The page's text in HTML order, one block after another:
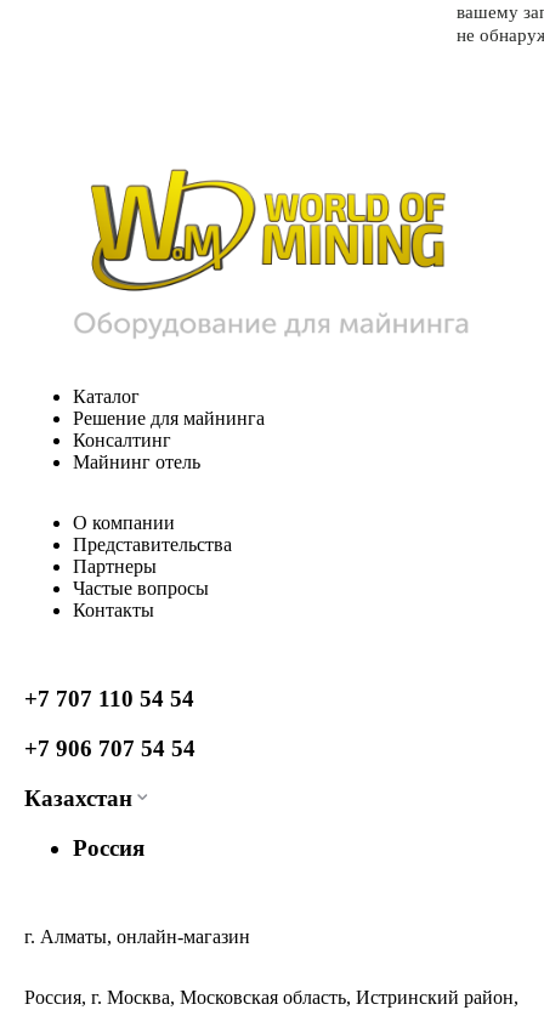
вашему
не
Каталог
Решение для майнинга
Консалтинг
Майнинг отель
О компании
Представительства
Партнеры
Частые вопросы
Контакты
+7 707 110 54 54
+7 906 707 54 54
Казахстан
Россия
г. Алматы, онлайн-магазин
Россия, г. Москва, Московская область, Истринский район,